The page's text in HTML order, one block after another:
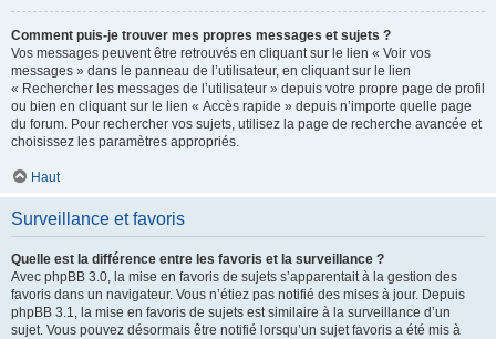
Comment puis-je trouver mes propres messages et sujets ?
Vos messages peuvent être retrouvés en cliquant sur le lien « Voir vos
messages » dans le panneau de l’utilisateur, en cliquant sur le lien
« Rechercher les messages de l’utilisateur » depuis votre propre page de profil
ou bien en cliquant sur le lien « Accès rapide » depuis n’importe quelle page
du forum. Pour rechercher vos sujets, utilisez la page de recherche avancée et
choisissez les paramètres appropriés.
Haut
Surveillance et favoris
Quelle est la différence entre les favoris et la surveillance ?
Avec phpBB 3.0, la mise en favoris de sujets s’apparentait à la gestion des
favoris dans un navigateur. Vous n’étiez pas notifié des mises à jour. Depuis
phpBB 3.1, la mise en favoris de sujets est similaire à la surveillance d’un
sujet. Vous pouvez désormais être notifié lorsqu’un sujet favoris a été mis à